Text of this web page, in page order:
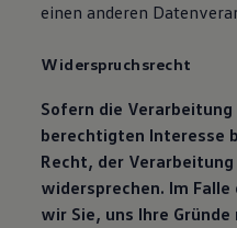
einen anderen
Widerspruchsrecht
Sofern die
berechtigten Interesse
Recht, der
widersprechen. Im
wir Sie, uns Ihre